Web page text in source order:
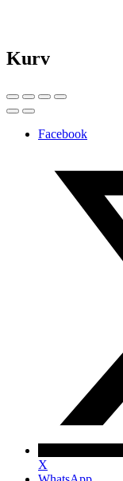
Kurv
Facebook
X